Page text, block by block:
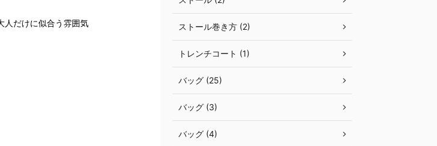
人だけに似合う雰囲気 ストール巻き方 (2)
トレンチコート (1)
バッグ (25)
バッグ (3)
バッグ (4)